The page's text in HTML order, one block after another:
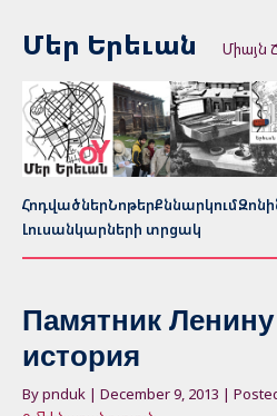
Մեր Երեւան Միայն
ՀոդվածներՆոթերՔննարկում
Լուսանկարների տրցակ
Памятник
история
By pnduk | December 9, 2013 |